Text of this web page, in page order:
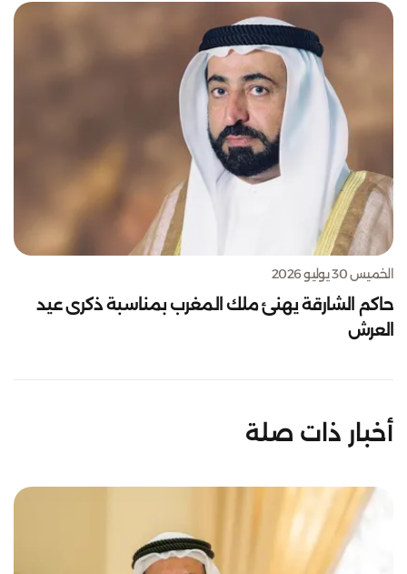
الخميس 30 يوليو 2026
حاكم الشارقة يهنئ ملك المغرب بمناسبة ذكرى عيد
العرش
أخبار ذات صلة